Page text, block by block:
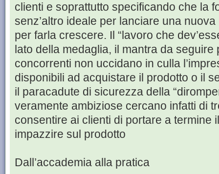
clienti e soprattutto specificando che la
senz’altro ideale per lanciare una
per farla crescere. Il “lavoro che
lato della medaglia, il mantra da
concorrenti non uccidano in culla
disponibili ad acquistare il prodotto o il
il paracadute di sicurezza della
veramente ambiziose cercano infatti di
consentire ai clienti di portare a termine
impazzire sul prodotto
Dall’accademia alla pratica